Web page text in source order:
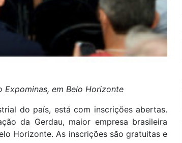
em Belo Horizonte
do país, está com inscrições abertas.
da Gerdau, maior empresa brasileira
Horizonte. As inscrições são gratuitas e